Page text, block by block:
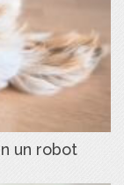
un robot